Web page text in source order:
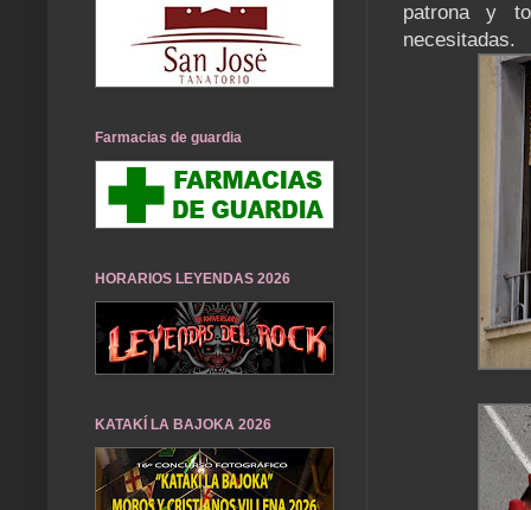
patrona y
necesitadas.
Farmacias de guardia
HORARIOS LEYENDAS 2026
KATAKÍ LA BAJOKA 2026